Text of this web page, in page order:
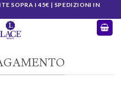
SOPRA I 45€ | SPEDIZIONI IN